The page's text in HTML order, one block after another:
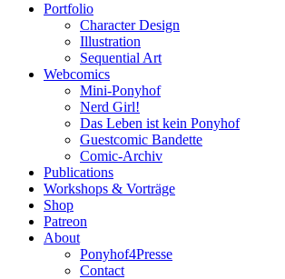
Portfolio
Character Design
Illustration
Sequential Art
Webcomics
Mini-Ponyhof
Nerd Girl!
Das Leben ist kein Ponyhof
Guestcomic Bandette
Comic-Archiv
Publications
Workshops & Vorträge
Shop
Patreon
About
Ponyhof4Presse
Contact